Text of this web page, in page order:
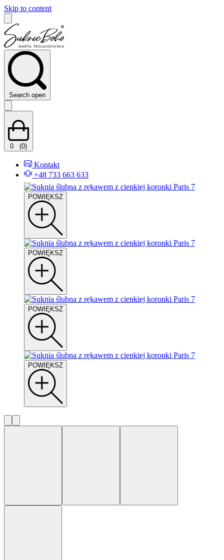
Skip to content
Search open
0 (0)
Kontakt
+48 733 663 633
POWIĘKSZ
POWIĘKSZ
POWIĘKSZ
POWIĘKSZ